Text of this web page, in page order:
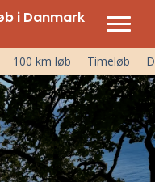
i Danmark
100 km løb Timeløb